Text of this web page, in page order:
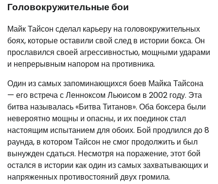
Головокружительные бои
Майк Тайсон сделал карьеру на головокружительных
боях, которые оставили свой след в истории бокса. Он
прославился своей агрессивностью, мощными ударами
и непрерывным напором на противника.
Один из самых запоминающихся боев Майка Тайсона
— его встреча с Ленноксом Льюисом в 2002 году. Эта
битва называлась «Битва Титанов». Оба боксера были
невероятно мощны и опасны, и их поединок стал
настоящим испытанием для обоих. Бой продлился до 8
раунда, в котором Тайсон не смог продолжить и был
вынужден сдаться. Несмотря на поражение, этот бой
остался в истории как один из самых захватывающих и
напряженных противостояний двух громила.